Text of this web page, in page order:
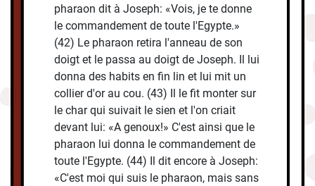
pharaon dit à Joseph: «Vois, je te donne
le commandement de toute l'Egypte.»
(42) Le pharaon retira l'anneau de son
doigt et le passa au doigt de Joseph. Il lui
donna des habits en fin lin et lui mit un
collier d'or au cou. (43) Il le fit monter sur
le char qui suivait le sien et l'on criait
devant lui: «A genoux!» C'est ainsi que le
pharaon lui donna le commandement de
toute l'Egypte. (44) Il dit encore à Joseph:
«C'est moi qui suis le pharaon, mais sans